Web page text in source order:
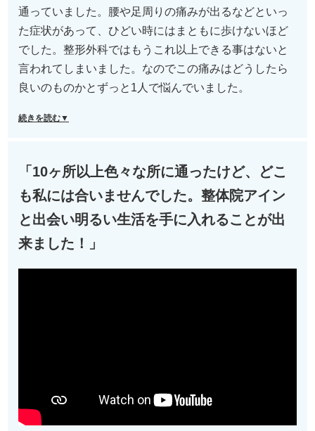
通っていました。腰や足周りの痛みが出るなどといっ
た症状があって、ひどい時にはまともに歩けないほど
でした。整形外科ではもうこれ以上できる事はないと
言われてしまいました。なのでこの痛みはどうしたら
良いのものかとずっと1人で悩んでいました。
続きを読む▼
「10ヶ所以上色々な所に通ったけど、どこ
も私には合いませんでした。整体院アイン
と出会い明るい生活を手に入れることが出
来ました！」